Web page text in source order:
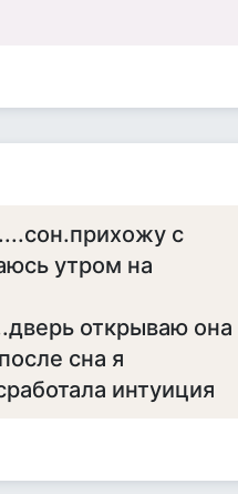
с
утром на
открываю она
сна я
интуиция